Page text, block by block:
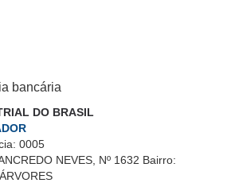
bancária
DO BRASIL
0005
NEVES, Nº 1632 Bairro: